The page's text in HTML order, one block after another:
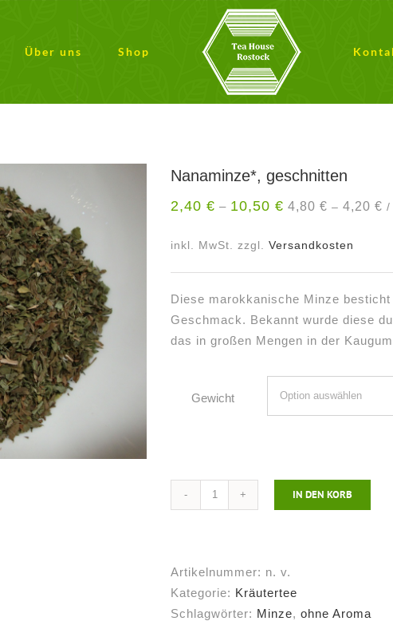
Über uns Shop
Nanaminze*, geschnitten
2,40 € – 10,50 € 4,80 € – 4,20 €
inkl. MwSt. zzgl. Versandkosten
Diese marokkanische Minze
Geschmack. Bekannt wurde diese
das in großen Mengen in der
Gewicht
IN DEN KORB
Artikelnummer: n. v.
Kategorie: Kräutertee
Schlagwörter: Minze, ohne Aroma